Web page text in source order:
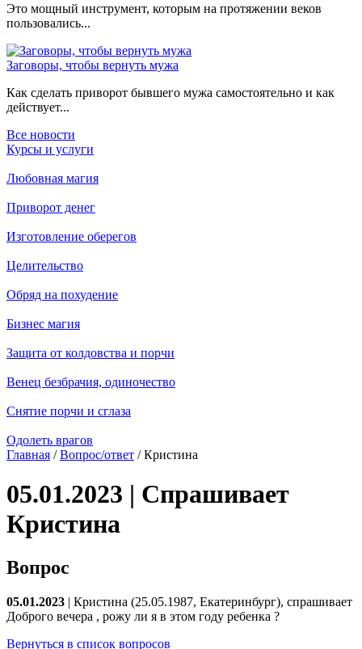
Это мощный инструмент, которым на протяжении веков
пользовались...
Заговоры, чтобы вернуть мужа
Как сделать приворот бывшего мужа самостоятельно и как
действует...
Все новости
Курсы и услуги
Любовная магия
Приворот денег
Изготовление оберегов
Целительство
Обряд на похудение
Бизнес магия
Защита от колдовства и порчи
Венец безбрачия, одиночество
Снятие порчи и сглаза
Одолеть врагов
Главная /Вопрос/ответ / Кристина
05.01.2023 | Спрашивает
Кристина
Вопрос
05.01.2023 | Кристина (25.05.1987, Екатеринбург), спрашивает
Доброго вечера , рожу ли я в этом году ребенка ?
Вернуться в список вопросов